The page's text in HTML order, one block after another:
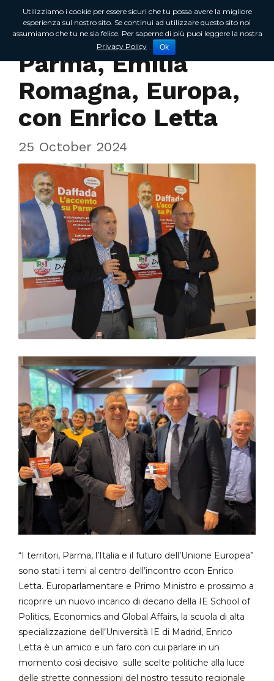
Incontri sul territorio
Parma, Emilia
Romagna, Europa,
con Enrico Letta
25 October 2024
“I territori, Parma, l’Italia e il futuro dell’Unione Europea”
sono stati i temi al centro dell’incontro ccon Enrico
Letta. Europarlamentare e Primo Ministro e prossimo a
ricoprire un nuovo incarico di decano della IE School of
Politics, Economics and Global Affairs, la scuola di alta
specializzazione dell’Università IE di Madrid, Enrico
Letta è un amico e un faro con cui parlare in un
momento così decisivo sulle scelte politiche alla luce
delle strette connessioni del nostro tessuto regionale
Utilizziamo i cookie per essere sicuri che tu possa avere la migliore
esperienza sul nostro sito. Se continui ad utilizzare questo sito noi
assumiamo che tu ne sia felice. Per saperne di più puoi leggere la nostra
Privacy Policy
Ok